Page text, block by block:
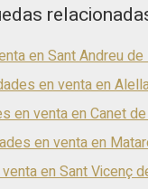
ideales para residir
de
de calidadesen Sant Andreu
en venta en
en venta en Canet
en venta en
en Sant Vicenç